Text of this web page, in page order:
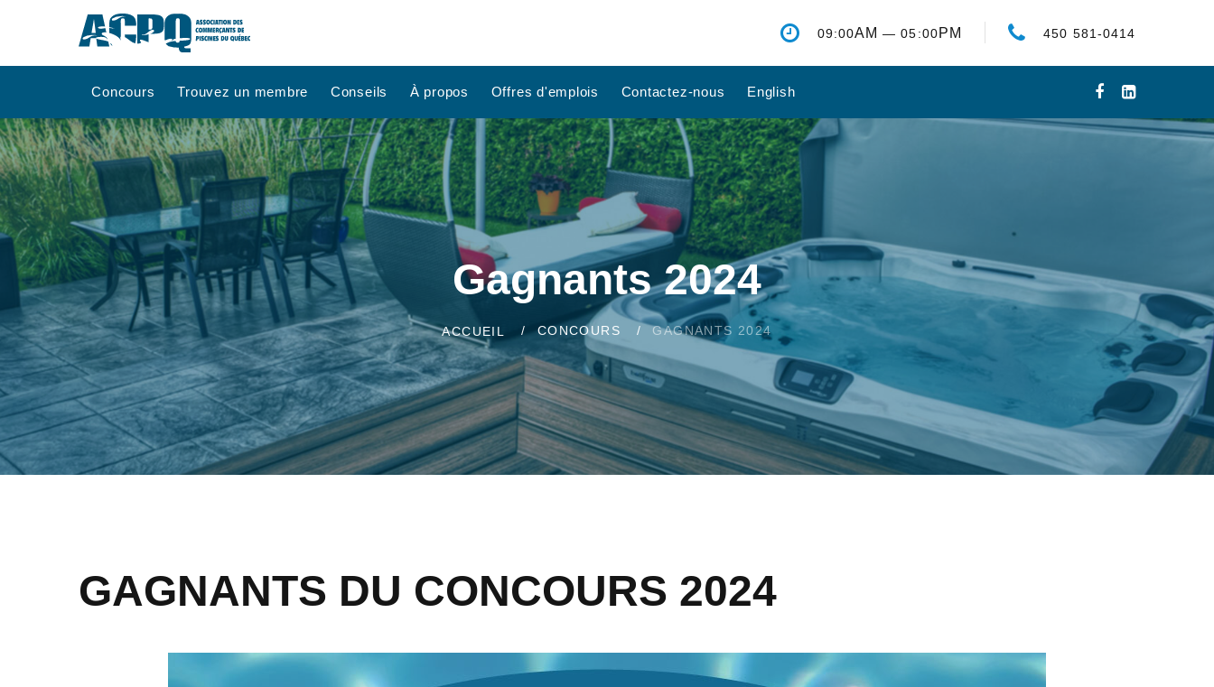
09:00AM — 05:00PM 450 581-0414
Concours Trouvez un membre Conseils À propos Offres d'emplois Contactez-nous English
Gagnants 2024
ACCUEIL CONCOURS GAGNANTS 2024
GAGNANTS DU CONCOURS 2024